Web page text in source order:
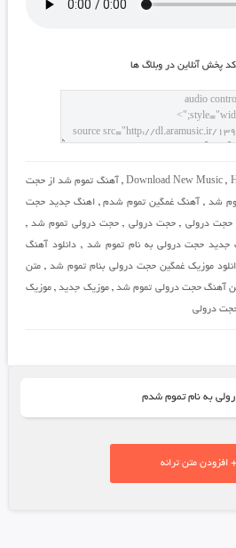
پخش آنلاين در وبلاگ ها
Download New Music ,
, آهنگ تموم شد از حجت
شد , آهنگ غمگین تموم شدم,اهنگ جدید حجت
حجت درولی ,حجت درولی , حجت درولی تموم شد,
جدید حجت درولی به نام تموم شد ,دانلود آهنگ
موزیک غمگین حجت درولی بنام تموم شد,متن
آهنگ حجت درولی تموم شد,موزیک جدید,موزیک
درولی
به نام تموم شدم
+ افزودن متن ترانه